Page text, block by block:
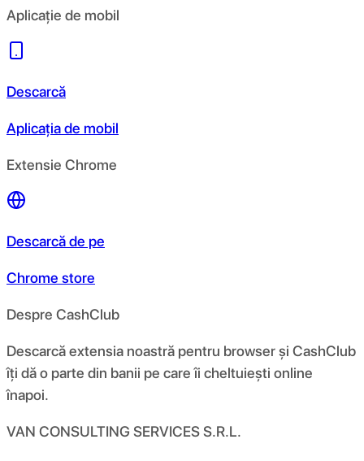
Aplicație de mobil
Descarcă
Aplicația de mobil
Extensie Chrome
Descarcă de pe
Chrome store
Despre CashClub
Descarcă extensia noastră pentru browser și CashClub
îți dă o parte din banii pe care îi cheltuiești online
înapoi.
VAN CONSULTING SERVICES S.R.L.